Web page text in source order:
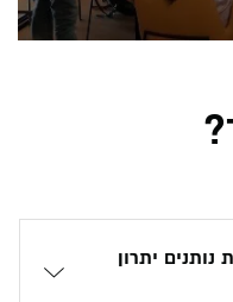
יתרון